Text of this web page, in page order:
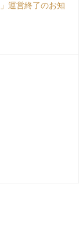
運営終了のお知